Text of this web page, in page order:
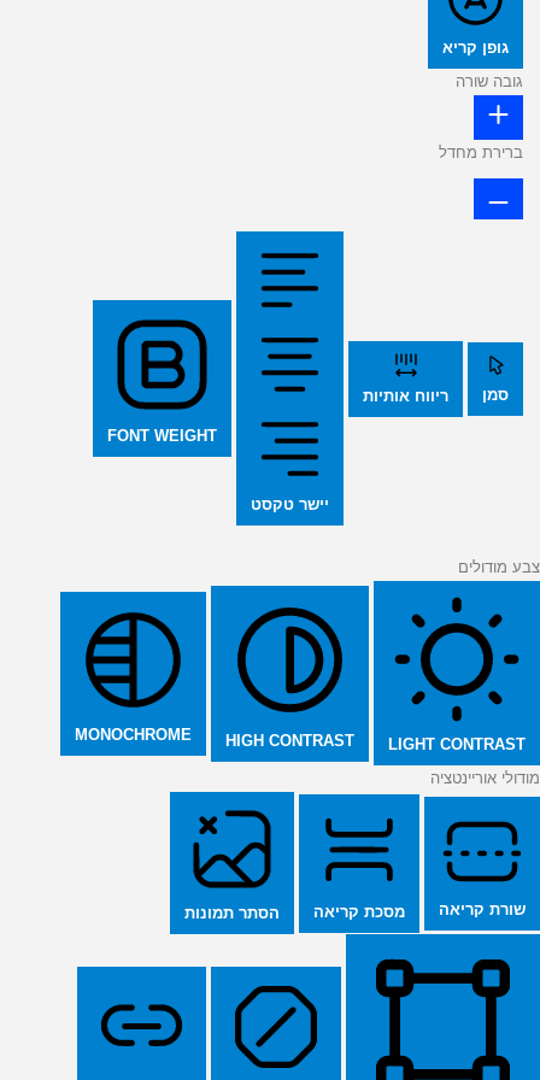
גופן קריא
גובה שורה
ברירת מחדל
סמן ריווח אותיות
יישר טקסט
FONT WEIGHT
צבע מודולים
LIGHT CONTRAST
HIGH CONTRAST
MONOCHROME
מודולי אוריינטציה
שורת קריאה מסכת קריאה הסתר תמונות